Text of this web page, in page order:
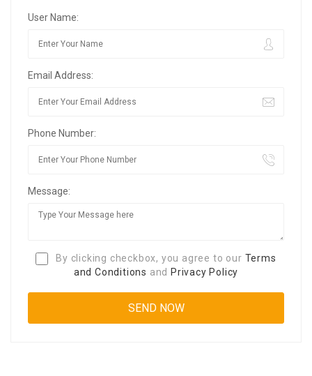
User Name:
Email Address:
Phone Number:
Message:
By clicking checkbox, you agree to our Terms
and Conditions and Privacy Policy